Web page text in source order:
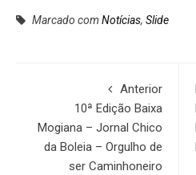
Marcado com Notícias, Slide
Anterior
10ª Edição Baixa
Mogiana – Jornal Chico
da Boleia – Orgulho de
ser Caminhoneiro